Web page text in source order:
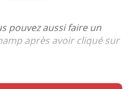
pouvez aussi faire un
après avoir cliqué sur